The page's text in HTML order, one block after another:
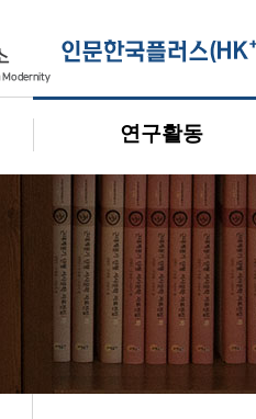
연구활동